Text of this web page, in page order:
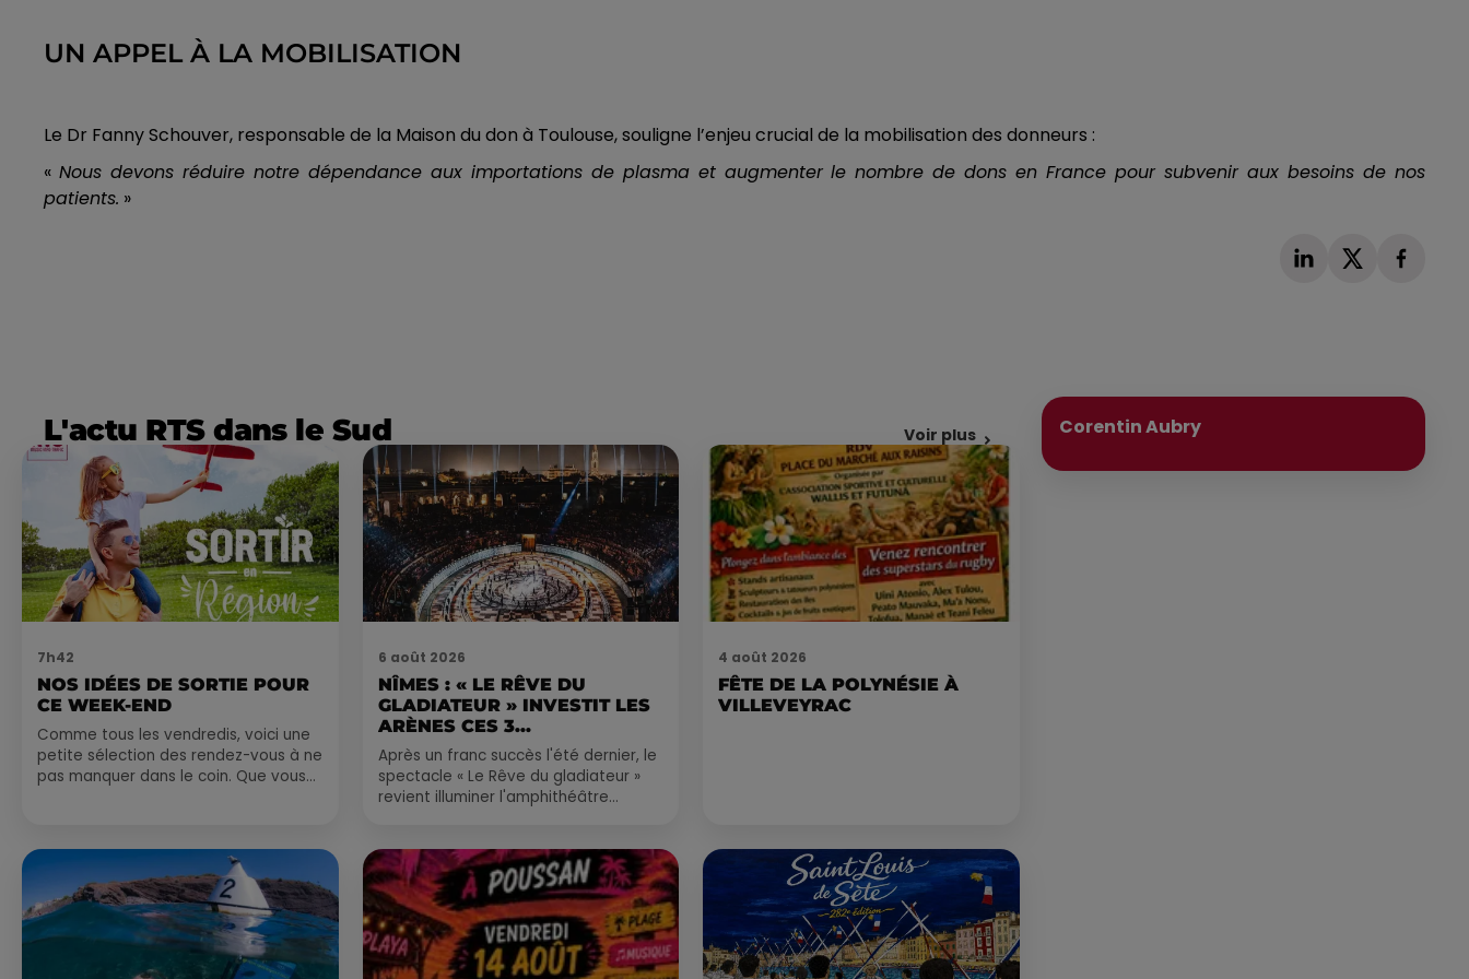
UN APPEL À LA MOBILISATION
Le Dr Fanny Schouver, responsable de la Maison du don à Toulouse, souligne l’enjeu crucial de la mobilisation des donneurs :
« Nous devons réduire notre dépendance aux importations de plasma et augmenter le nombre de dons en France pour subvenir aux besoins de nos
patients. »
L'actu RTS dans le Sud Voir plus
7h42
NOS IDÉES DE SORTIE POUR
CE WEEK-END
Comme tous les vendredis, voici une
petite sélection des rendez-vous à ne
pas manquer dans le coin. Que vous
6 août 2026
NÎMES : « LE RÊVE DU
GLADIATEUR » INVESTIT LES
ARÈNES CES 3...
Après un franc succès l'été dernier, le
spectacle « Le Rêve du gladiateur »
revient illuminer l'amphithéâtre
4 août 2026
FÊTE DE LA POLYNÉSIE À
VILLEVEYRAC
Corentin Aubry